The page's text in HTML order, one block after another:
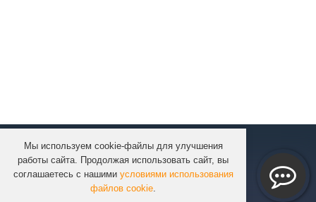
Мы используем cookie-файлы для улучшения
работы сайта. Продолжая использовать сайт, вы
соглашаетесь с нашими условиями использования
файлов cookie.
КОМПАНИЯ
КАТАЛОГ
УСЛУГИ